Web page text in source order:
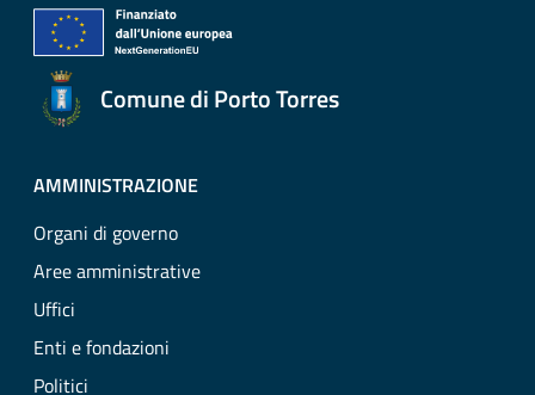
Comune di Porto Torres
AMMINISTRAZIONE
Organi di governo
Aree amministrative
Uffici
Enti e fondazioni
Politici